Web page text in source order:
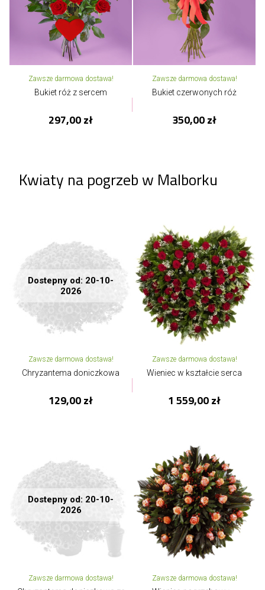
Zawsze darmowa dostawa!
Bukiet róż z sercem
297,00 zł
Zawsze darmowa dostawa!
Bukiet czerwonych róż
350,00 zł
Kwiaty na pogrzeb w Malborku
Dostepny od: 20-10-
2026
Zawsze darmowa dostawa!
Chryzantema doniczkowa
129,00 zł
Zawsze darmowa dostawa!
Wieniec w kształcie serca
1 559,00 zł
Dostepny od: 20-10-
2026
Zawsze darmowa dostawa! Zawsze darmowa dostawa!